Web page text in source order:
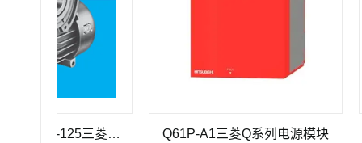
三菱重工SEHV100L-125三菱重工蜗轮蜗杆减速机SEHV100L-125 Q61P-A1三菱Q系列电源模块